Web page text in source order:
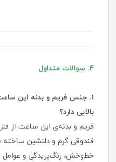
۴. سوالات متداول
۱. جنس فریم و بدنه این
بالایی دارد؟
فریم و بدنه‌ی این ساعت از
فندوقی گرم و دلنشین ساخته
خط‌وخش، رنگ‌پریدگی و